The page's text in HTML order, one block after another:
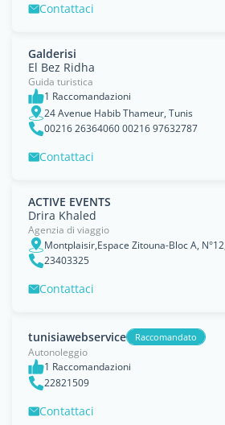
Contattaci
Galderisi
El Bez Ridha
Guida turistica
1 Raccomandazioni
24 Avenue Habib Thameur, Tunis
00216 26364060 00216 97632787
Contattaci
ACTIVE EVENTS
Drira Khaled
Agenzia di viaggio
Montplaisir,Espace Zitouna-Bloc A,
23403325
Contattaci
tunisiawebservice Raccomandato
Autonoleggio
1 Raccomandazioni
22821509
Contattaci